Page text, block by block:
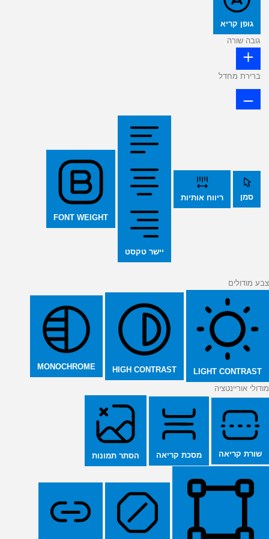
גופן קריא
גובה שורה
ברירת מחדל
סמן ריווח אותיות
יישר טקסט
FONT WEIGHT
צבע מודולים
LIGHT CONTRAST
HIGH CONTRAST
MONOCHROME
מודולי אוריינטציה
שורת קריאה מסכת קריאה הסתר תמונות